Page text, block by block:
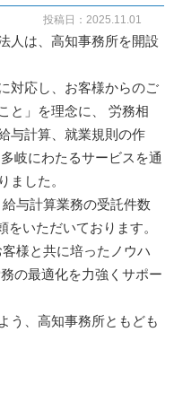
8102
投稿日：2025.11.01
人は、高知事務所を開設
対応し、お客様からのご
と」を理念に、
労務相
与計算、就業規則の作
多岐にわたるサービスを通
ました。
与計算業務の受託件数
いただいております。
様と共に培ったノウハ
の最適化を力強くサポー
う、高知事務所ともども